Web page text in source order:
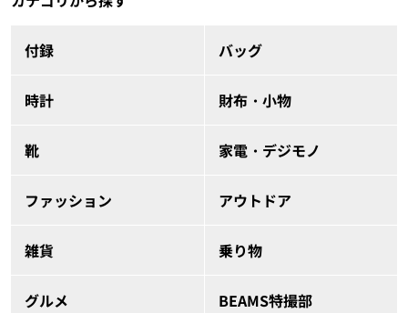
付録 バッグ
時計 財布・小物
靴 家電・デジモノ
ファッション アウトドア
雑貨 乗り物
グルメ BEAMS特撮部